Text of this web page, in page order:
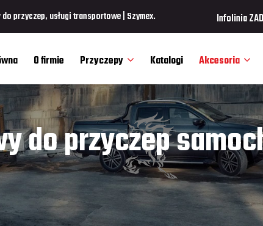
przyczep, usługi transportowe | Szymex. Infolinia
O firmie Przyczepy Katalogi Akcesoria
do przyczep